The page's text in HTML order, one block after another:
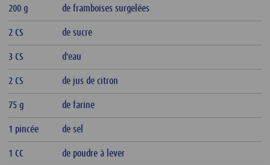
200 g de framboises surgelées
2 CS de sucre
3 CS d'eau
2 CS de jus de citron
75 g de farine
1 pincée de sel
1 CC de poudre à lever